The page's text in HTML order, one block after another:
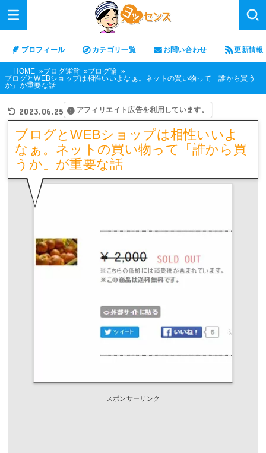
プロフィール カテゴリ一覧 お問い合わせ 更新情報
HOME ブログ運営
ブログ論
ブログとWEBショップは相性いいよなぁ。ネットの買い物って「誰から買う
か」が重要な話
2023.06.25 アフィリエイト広告を利用しています。
ブログとWEBショップは相性いいよ
なぁ。ネットの買い物って「誰から買
うか」が重要な話
スポンサーリンク